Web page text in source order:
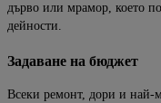
дърво или мрамор, което
дейности.
Задаване на бюджет
Всеки ремонт, дори и най-